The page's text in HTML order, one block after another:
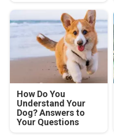
How Do You
Understand Your
Dog? Answers to
Your Questions